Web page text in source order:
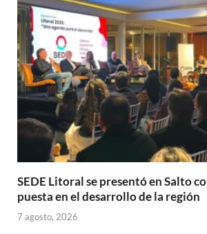
p
p
o
k
ti
r
SEDE Litoral se presentó en Salto
puesta en el desarrollo de la región
7 agosto, 2026